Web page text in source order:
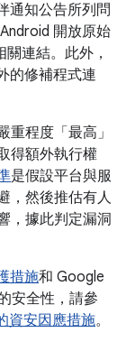
通知公告所列問
開放原始
連結。此外，
的修補程式連
程度「最高」
得額外執行權
是假設平台與服
，然後推估有人
，據此判定漏洞
措施和 Google
安全性，請參
資安因應措施。